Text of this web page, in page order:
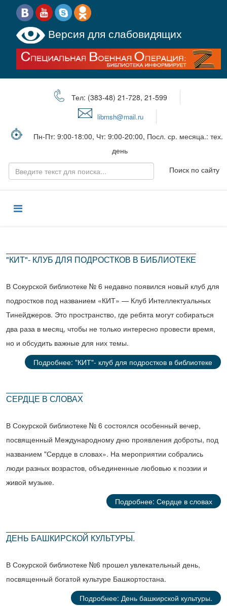
Версия для слабовидящих
Тел: (383-48) 21-728, 21-599
libmsh@mail.ru
Пн-Пт: 9:00-18:00, Чт: 9:00-20:00, Посл. ср. месяца.: тех.
день
Поиск по сайту
"КИТ"- КЛУБ ДЛЯ ПОДРОСТКОВ В БИБЛИОТЕКЕ
В Сокурской библиотеке № 6 недавно появился новый клуб для
подростков под названием «КИТ» — Клуб Интеллектуальных
Тинейджеров. Это пространство, где ребята могут собираться
два раза в месяц, чтобы не только интересно провести время,
но и обсудить важные для них темы.
Подробнее: "КИТ"- клуб для подростков в библиотеке
СЕРДЦЕ В СЛОВАХ
В Сокурской библиотеке № 6 состоялся особенный вечер,
посвященный Международному дню проявления доброты, под
названием "Сердце в словах». На мероприятии собрались
люди разных возрастов, объединенные любовью к поэзии и
живой музыке.
Подробнее: Сердце в словах
ДЕНЬ БАШКИРСКОЙ КУЛЬТУРЫ.
В Сокурской библиотеке №6 прошел увлекательный день,
посвященный богатой культуре Башкортостана.
Подробнее: День башкирской культуры.